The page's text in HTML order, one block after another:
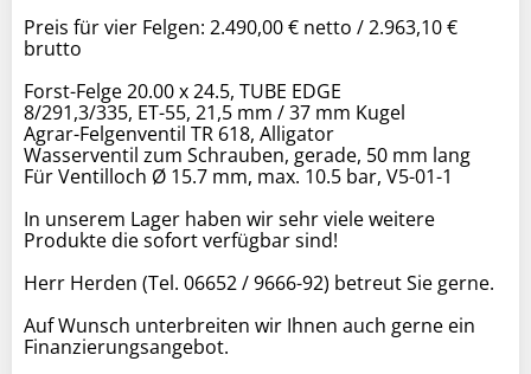
Preis für vier Felgen: 2.490,00 € netto / 2.963,10 €
brutto
Forst-Felge 20.00 x 24.5, TUBE EDGE
8/291,3/335, ET-55, 21,5 mm / 37 mm Kugel
Agrar-Felgenventil TR 618, Alligator
Wasserventil zum Schrauben, gerade, 50 mm lang
Für Ventilloch Ø 15.7 mm, max. 10.5 bar, V5-01-1
In unserem Lager haben wir sehr viele weitere
Produkte die sofort verfügbar sind!
Herr Herden (Tel. 06652 / 9666-92) betreut Sie gerne.
Auf Wunsch unterbreiten wir Ihnen auch gerne ein
Finanzierungsangebot.